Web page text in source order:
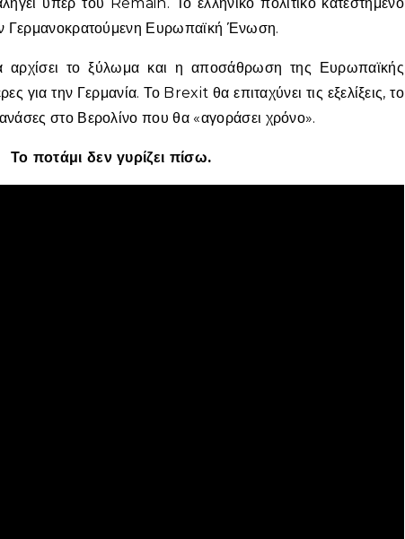
Γερμανοκρατούμενη Ευρωπαϊκή Ένωση.
το ξύλωμα και η αποσάθρωση της Ευρωπαϊκής
για την Γερμανία. Το Brexit θα επιταχύνει τις εξελίξεις, το
στο Βερολίνο που θα «αγοράσει χρόνο».
Το ποτάμι δεν γυρίζει πίσω.